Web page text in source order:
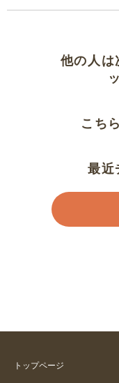
他の人は
こち
最近
トップページ